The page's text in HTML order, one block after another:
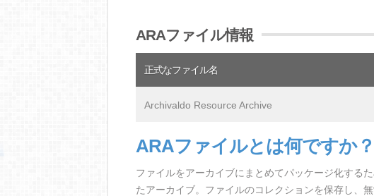
ARAファイル情報
正式なファイル名
Archivaldo Resource Archive
ARAファイルとは何ですか？
ファイルをアーカイブにまとめてパッケージ化する
たアーカイブ。ファイルのコレクションを保存し、